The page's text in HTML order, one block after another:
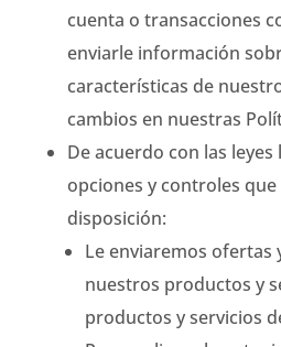
cuenta o transacciones
enviarle información
características de
cambios en nuestras
De acuerdo con las leyes
opciones y controles
disposición:
Le enviaremos ofertas
nuestros productos y
productos y servicios